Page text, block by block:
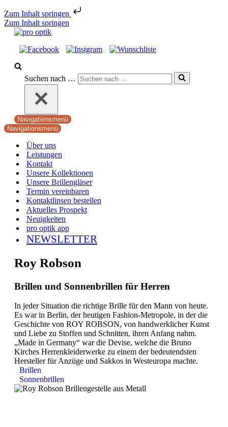
Zum Inhalt springen
Zum Inhalt springen
Suchen nach …
Navigationsmenü
Navigationsmenü
Über uns
Leistungen
Kontakt
Unsere Kollektionen
Unsere Brillengläser
Termin vereinbaren
Kontaktlinsen bestellen
Aktuelles Prospekt
Neuigkeiten
pro optik app
NEWSLETTER
Roy Robson
Brillen und Sonnenbrillen für Herren
In jeder Situation die richtige Brille für den Mann von heute.
Es war in Berlin, der heutigen Fashion-Metropole, in der die
Geschichte von ROY ROBSON, von handwerklicher Kunst
und Liebe zu Stoffen und Schnitten, ihren Anfang nahm.
„Made in Germany“ war die Devise, welche die Bruno
Kirches Herrenkleiderwerke zu einem der bedeutendsten
Hersteller für Anzüge und Sakkos in Westeuropa machte.
Brillen
Sonnenbrillen